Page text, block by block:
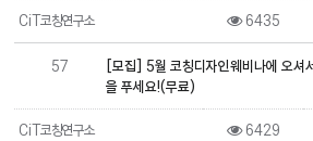
CiT코칭연구소 6435
57
[모집] 5월 코칭디자인웨비나에 오셔
을 푸세요!(무료)
CiT코칭연구소 6429